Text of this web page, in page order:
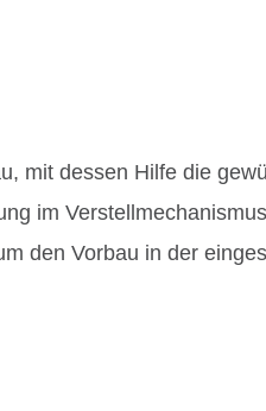
mit dessen Hilfe die
im
den Vorbau in der